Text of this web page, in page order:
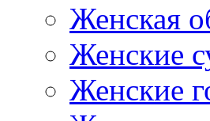
Женская
Женские
Женские